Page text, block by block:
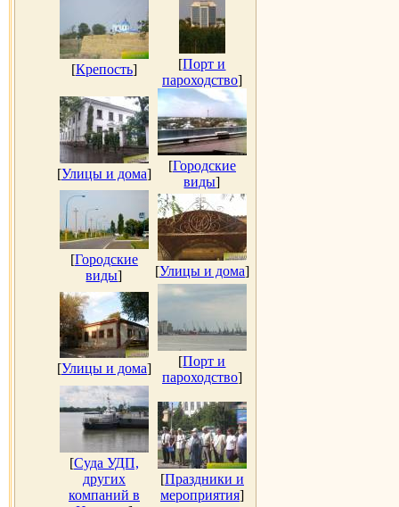
[Крепость] [Порт и
пароходство]
[Улицы и дома]
[Городские
виды]
[Городские
виды] [Улицы и дома]
[Улицы и дома] [Порт и
пароходство]
[Суда УДП,
других
компаний в
[Праздники и
мероприятия]